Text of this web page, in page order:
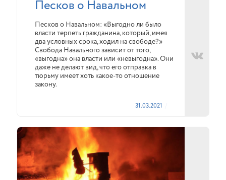
Песков о Навальном
Песков о Навальном: «Выгодно ли было
власти терпеть гражданина, который, имея
два условных срока, ходил на свободе?»
Свобода Навального зависит от того,
«выгодна» она власти или «невыгодна». Они
даже не делают вид, что его отправка в
тюрьму имеет хоть какое-то отношение
закону.
31.03.2021